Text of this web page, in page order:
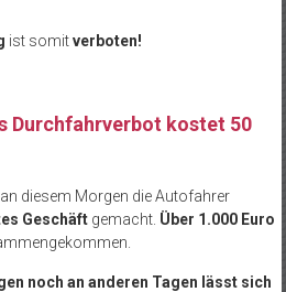
ist somitverboten!
Durchfahrverbot kostet 50
an diesem Morgen die Autofahrer
Geschäftgemacht. Über 1.000 Euro
noch an anderen Tagen lässt sich